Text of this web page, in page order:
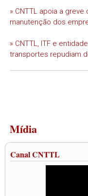
» CNTTL apoia a
manutenção dos
» CNTTL, ITF e
transportes repudiam
Mídia
Canal CNTTL